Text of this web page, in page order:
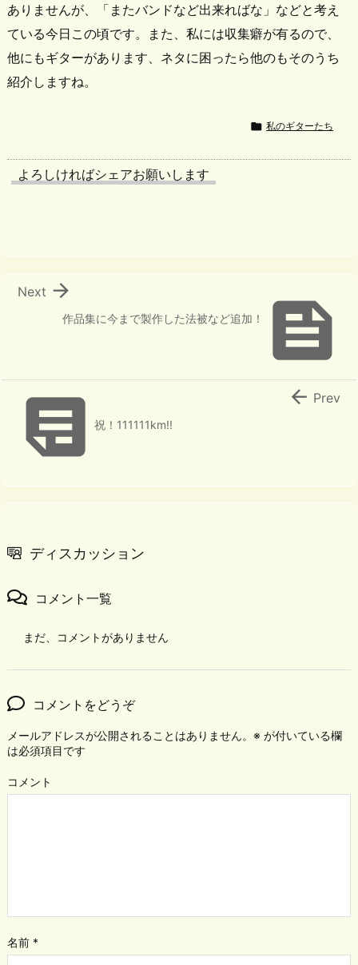
ありませんが、「またバンドなど出来ればな」などと考え
ている今日この頃です。また、私には収集癖が有るので、
他にもギターがあります、ネタに困ったら他のもそのうち
紹介しますね。
 私のギターたち
よろしければシェアお願いします

作品集に今まで製作した法被など追加！

Next
祝！111111km!!
 Prev
ディスカッション
コメント一覧
まだ、コメントがありません
コメントをどうぞ
メールアドレスが公開されることはありません。 ※ が付いている欄
は必須項目です
コメント
名前 *